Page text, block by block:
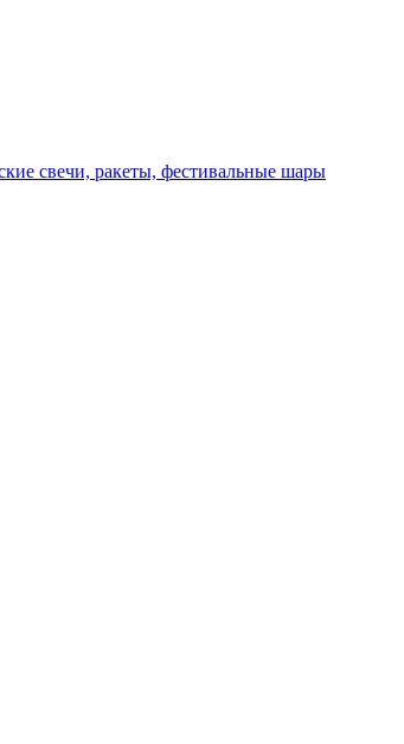
свечи, ракеты, фестивальные шары